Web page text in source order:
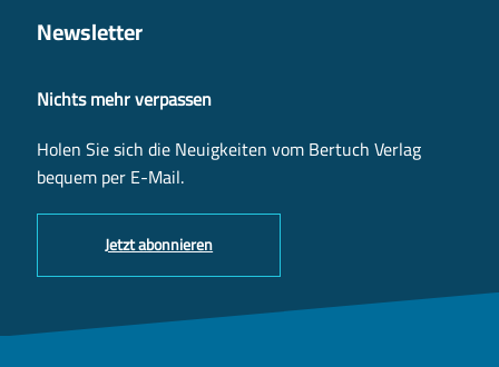
Newsletter
Nichts mehr verpassen
Holen Sie sich die Neuigkeiten vom Bertuch Verlag
bequem per E-Mail.
Jetzt abonnieren